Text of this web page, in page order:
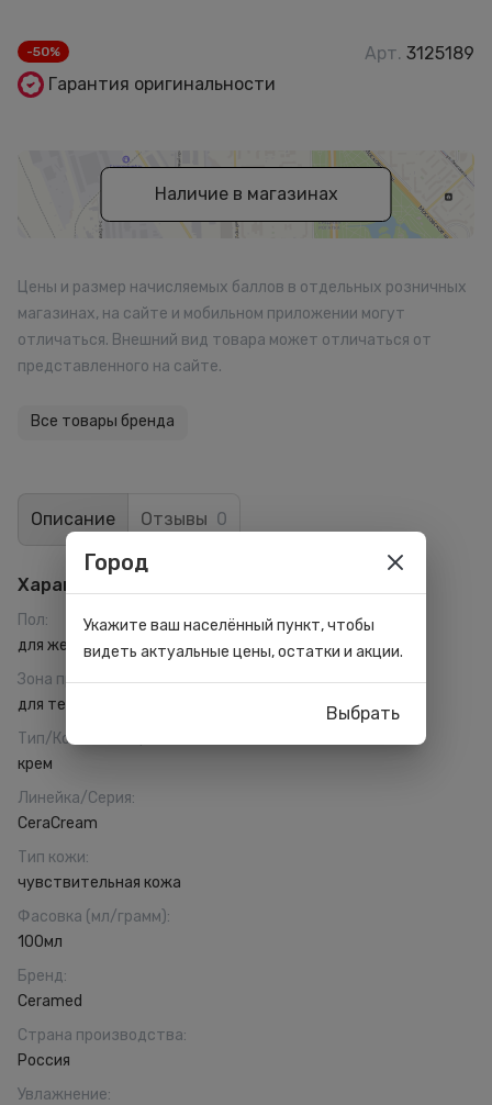
-50% Арт. 3125189
Гарантия оригинальности
Наличие в магазинах
Цены и размер начисляемых баллов в отдельных розничных
магазинах, на сайте и мобильном приложении могут
отличаться. Внешний вид товара может отличаться от
представленного на сайте.
Все товары бренда
Описание Отзывы 0
Характеристики
Пол:
для женщин
Зона применения:
для тела
Тип/Консистенция
крем
Линейка/Серия:
CeraCream
Тип кожи:
чувствительная кожа
Фасовка (мл/грамм):
100мл
Бренд:
Ceramed
Страна производства:
Россия
Увлажнение:
Город
Укажите ваш населённый пункт, чтобы
видеть актуальные цены, остатки и акции.
Выбрать